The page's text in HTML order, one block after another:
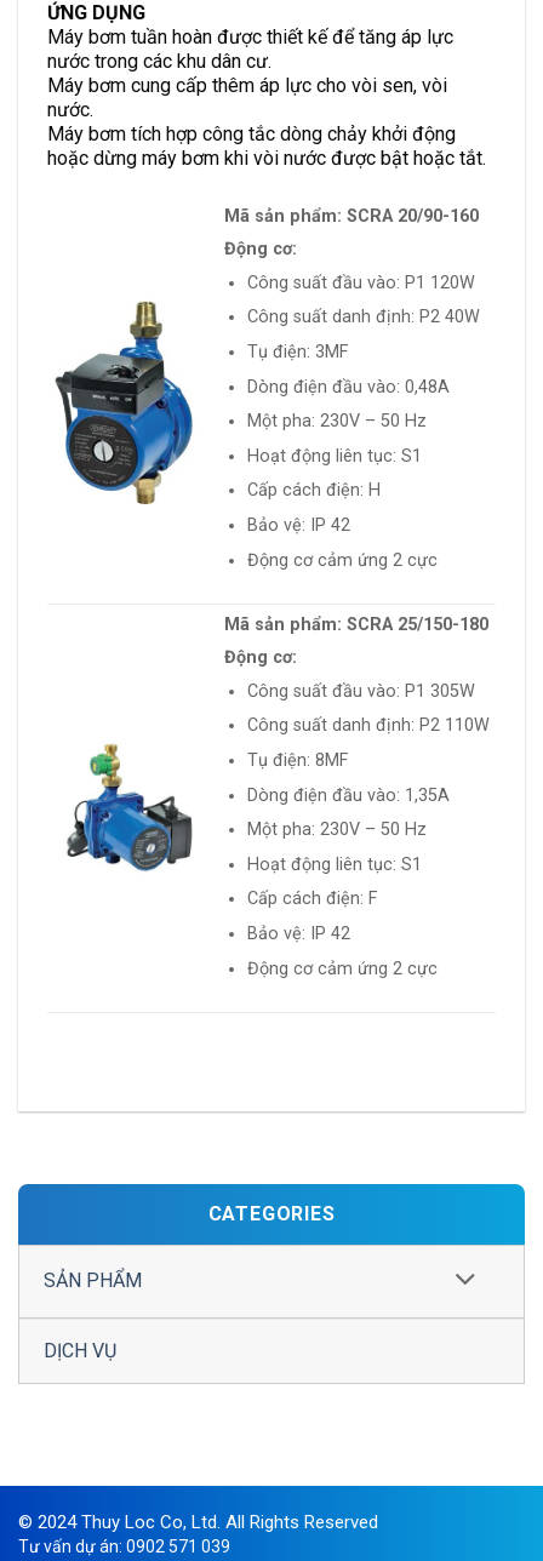
CATEGORIES
SẢN PHẨM
DỊCH VỤ
ỨNG DỤNG
Máy bơm tuần hoàn được thiết kế để tăng áp lực
nước trong các khu dân cư.
Máy bơm cung cấp thêm áp lực cho vòi sen, vòi
nước.
Máy bơm tích hợp công tắc dòng chảy khởi động
hoặc dừng máy bơm khi vòi nước được bật hoặc tắt.
Mã sản phẩm: SCRA 20/90-160
Động cơ:
Công suất đầu vào: P1 120W
Công suất danh định: P2 40W
Tụ điện: 3MF
Dòng điện đầu vào: 0,48A
Một pha: 230V – 50 Hz
Hoạt động liên tục: S1
Cấp cách điện: H
Bảo vệ: IP 42
Động cơ cảm ứng 2 cực
Mã sản phẩm: SCRA 25/150-180
Động cơ:
Công suất đầu vào: P1 305W
Công suất danh định: P2 110W
Tụ điện: 8MF
Dòng điện đầu vào: 1,35A
Một pha: 230V – 50 Hz
Hoạt động liên tục: S1
Cấp cách điện: F
Bảo vệ: IP 42
Động cơ cảm ứng 2 cực
© 2024 Thuy Loc Co, Ltd. All Rights Reserved
Tư vấn dự án: 0902 571 039